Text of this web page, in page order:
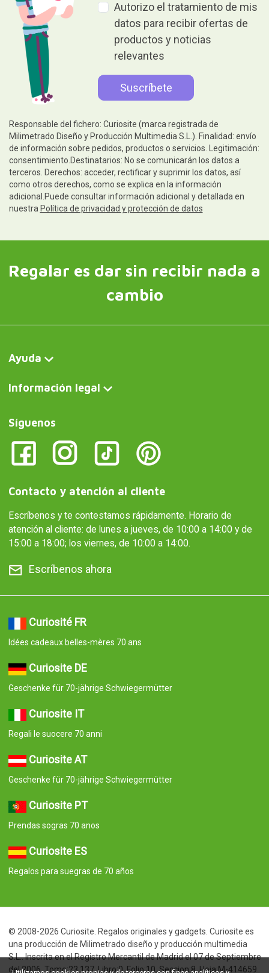
Autorizo el tratamiento de mis
datos para recibir ofertas de
productos y noticias
relevantes
Responsable del fichero: Curiosite (marca registrada de
Milimetrado Diseño y Producción Multimedia S.L.). Finalidad: envío
de información sobre pedidos, productos o servicios. Legitimación:
consentimiento.Destinatarios: No se comunicarán los datos a
terceros. Derechos: acceder, rectificar y suprimir los datos, así
como otros derechos, como se explica en la información
adicional.Puede consultar información adicional y detallada en
nuestra Política de privacidad y protección de datos
Regalar es dar sin recibir nada a
cambio
Ayuda
Información legal
Síguenos
Contacto y atención al cliente
Escríbenos y te contestamos rápidamente. Horario de
atención al cliente: de lunes a jueves, de 10:00 a 14:00 y de
15:00 a 18:00; los viernes, de 10:00 a 14:00.
Escríbenos ahora
Curiosité FR
Idées cadeaux belles-mères 70 ans
Curiosite DE
Geschenke für 70-jährige Schwiegermütter
Curiosite IT
Regali le suocere 70 anni
Curiosite AT
Geschenke für 70-jährige Schwiegermütter
Curiosite PT
Prendas sogras 70 anos
Curiosite ES
Regalos para suegras de 70 años
© 2008-2026 Curiosite. Regalos originales y gadgets. Curiosite es
una producción de Milimetrado diseño y producción multimedia
S.L.. Inscrita en el Registro Mercantil de Madrid el 07 de Septiembre
del 2006. Tomo:23.137. Libro:0. Folio:10. Seccion:8. Hoja:M-414659